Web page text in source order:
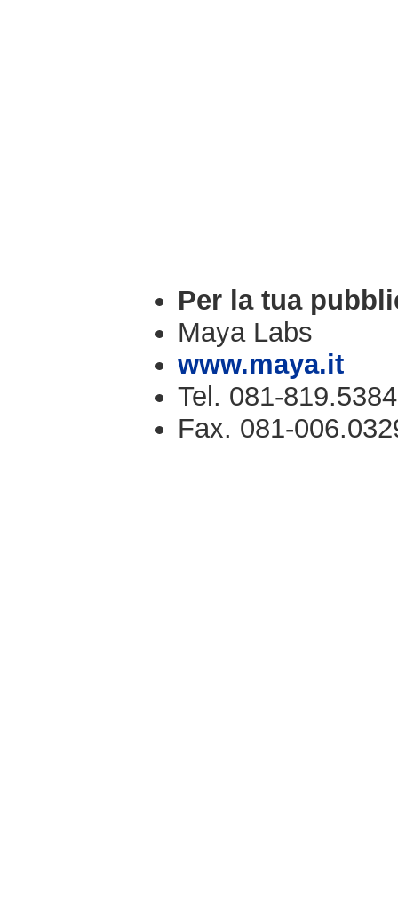
Per la tua
Maya Labs
www.maya.it
Tel. 081-819.5384
Fax. 081-